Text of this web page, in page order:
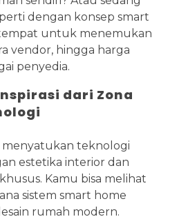
dengan konsep smart
untuk menemukan
vendor, hingga harga
penyedia.
dari Zona
menyatukan teknologi
estetika interior dan
Kamu bisa melihat
sistem smart home
rumah modern.